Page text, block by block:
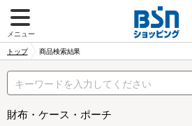
メニュー
トップ 商品検索結果
財布・ケース・ポーチ